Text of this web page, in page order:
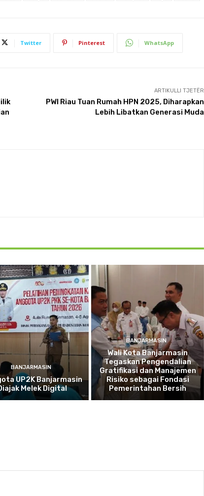
Twitter Pinterest WhatsApp
ARTIKULLI TJETËR
PWI Riau Tuan Rumah HPN 2025, Diharapkan
Lebih Libatkan Generasi Muda
BANJARMASIN
UP2K Banjarmasin
Melek Digital
BANJARMASIN
Wali Kota Banjarmasin
Tegaskan Pengendalian
Gratifikasi dan Manajemen
Risiko sebagai Fondasi
Pemerintahan Bersih